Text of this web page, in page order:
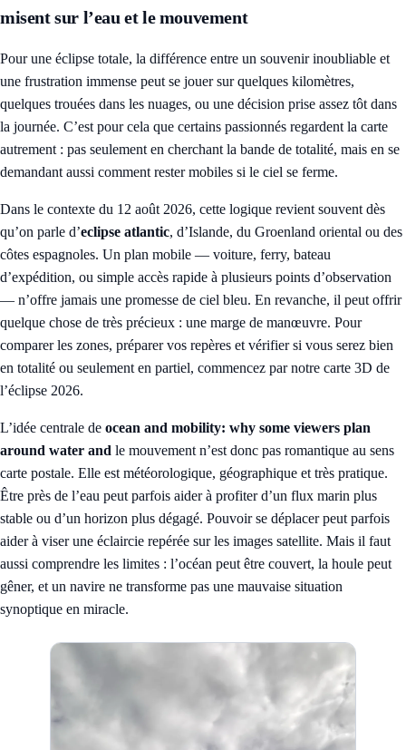
misent sur l’eau et le mouvement
Pour une éclipse totale, la différence entre un souvenir inoubliable et
une frustration immense peut se jouer sur quelques kilomètres,
quelques trouées dans les nuages, ou une décision prise assez tôt dans
la journée. C’est pour cela que certains passionnés regardent la carte
autrement : pas seulement en cherchant la bande de totalité, mais en se
demandant aussi comment rester mobiles si le ciel se ferme.
Dans le contexte du 12 août 2026, cette logique revient souvent dès
qu’on parle d’eclipse atlantic, d’Islande, du Groenland oriental ou des
côtes espagnoles. Un plan mobile — voiture, ferry, bateau
d’expédition, ou simple accès rapide à plusieurs points d’observation
— n’offre jamais une promesse de ciel bleu. En revanche, il peut offrir
quelque chose de très précieux : une marge de manœuvre. Pour
comparer les zones, préparer vos repères et vérifier si vous serez bien
en totalité ou seulement en partiel, commencez par notre carte 3D de
l’éclipse 2026.
L’idée centrale de ocean and mobility: why some viewers plan
around water and le mouvement n’est donc pas romantique au sens
carte postale. Elle est météorologique, géographique et très pratique.
Être près de l’eau peut parfois aider à profiter d’un flux marin plus
stable ou d’un horizon plus dégagé. Pouvoir se déplacer peut parfois
aider à viser une éclaircie repérée sur les images satellite. Mais il faut
aussi comprendre les limites : l’océan peut être couvert, la houle peut
gêner, et un navire ne transforme pas une mauvaise situation
synoptique en miracle.